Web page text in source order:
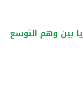
بين وهم التوسع